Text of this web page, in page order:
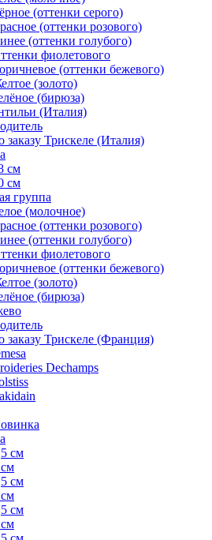
(оттенки серого)
(оттенки розового)
(оттенки голубого)
фиолетового
(оттенки бежевого)
(золото)
(бирюза)
(Италия)
заказу Трискеле (Италия)
см
см
группа
(молочное)
(оттенки розового)
(оттенки голубого)
фиолетового
(оттенки бежевого)
(золото)
(бирюза)
заказу Трискеле (Франция)
Dechamps
см
см
см